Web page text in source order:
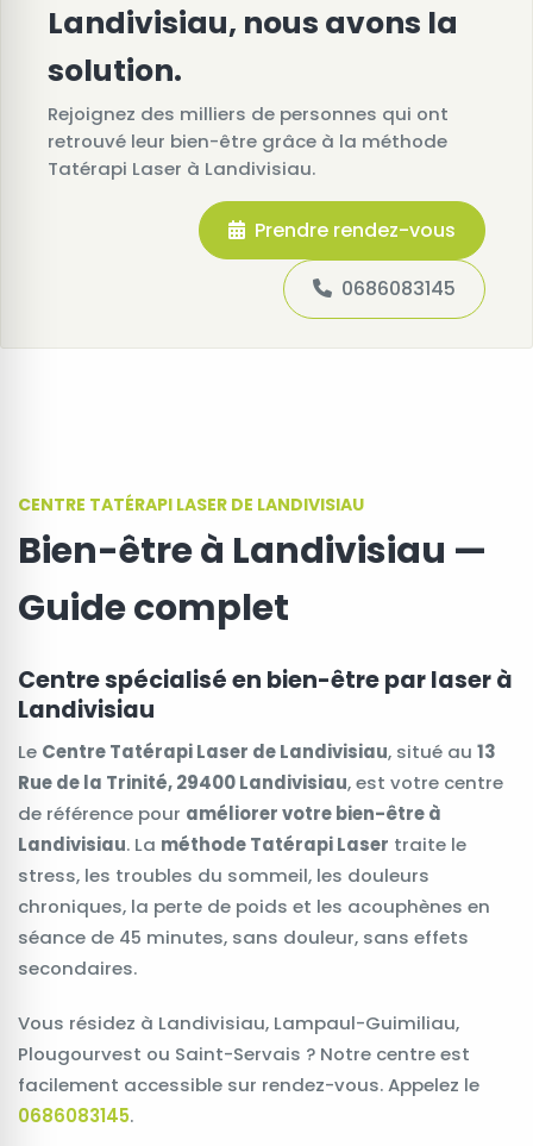
Landivisiau, nous avons la
solution.
Rejoignez des milliers de personnes qui ont
retrouvé leur bien-être grâce à la méthode
Tatérapi Laser à Landivisiau.
Prendre rendez-vous
0686083145
CENTRE TATÉRAPI LASER DE LANDIVISIAU
Bien-être à Landivisiau —
Guide complet
Centre spécialisé en bien-être par laser à
Landivisiau
Le Centre Tatérapi Laser de Landivisiau, situé au 13
Rue de la Trinité, 29400 Landivisiau, est votre centre
de référence pour améliorer votre bien-être à
Landivisiau. La méthode Tatérapi Laser traite le
stress, les troubles du sommeil, les douleurs
chroniques, la perte de poids et les acouphènes en
séance de 45 minutes, sans douleur, sans effets
secondaires.
Vous résidez à Landivisiau, Lampaul-Guimiliau,
Plougourvest ou Saint-Servais ? Notre centre est
facilement accessible sur rendez-vous. Appelez le
0686083145.